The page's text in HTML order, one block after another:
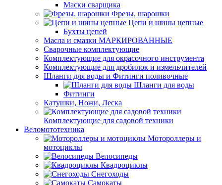
Маски сварщика
Фрезы, шарошки
Цепи и шины цепные
Бухты цепей
Масла и смазки МАРКИРОВАННЫЕ
Сварочные комплектующие
Комплектующие для окрасочного инструмента
Комплектующие для дробилок и измельчителей
Шланги для воды и Фитинги поливочные
Шланги для воды
Фитинги
Катушки, Ножи, Леска
Комплектующие для садовой техники
Веломототехника
Мотороллеры и
мотоциклы
Велосипеды
Квадроциклы
Снегоходы
Самокаты